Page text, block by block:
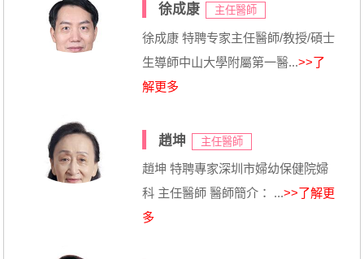
徐成康 主任醫師
徐成康 特聘专家主任醫師/教授/碩士
生導師中山大學附屬第一醫...>>了
解更多
趙坤 主任醫師
趙坤 特聘專家深圳市婦幼保健院婦
科 主任醫師 醫師簡介： ...>>了解更
多